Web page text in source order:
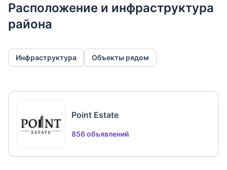
Расположение и инфраструктура
района
Инфраструктура Объекты рядом
Point Estate
856 объявлений